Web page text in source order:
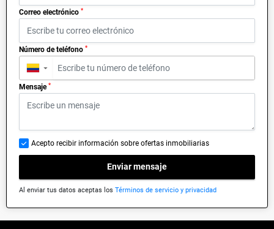
Correo electrónico *
Número de teléfono *
▼
Mensaje *
Acepto recibir información sobre ofertas inmobiliarias
Enviar mensaje
Al enviar tus datos aceptas los Términos de servicio y privacidad